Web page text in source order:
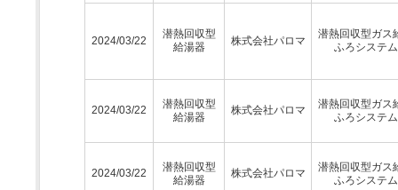
2024/03/22
潜熱回収型
給湯器
株式会社パロマ
潜熱回収型ガス
ふろシステム
2024/03/22
潜熱回収型
給湯器
株式会社パロマ
潜熱回収型ガス
ふろシステム
2024/03/22
潜熱回収型
給湯器
株式会社パロマ
潜熱回収型ガス
ふろシステム